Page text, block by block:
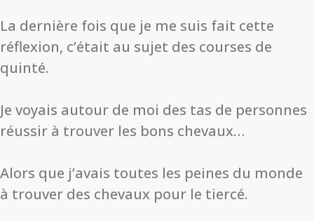
La dernière fois que je me suis fait cette
réflexion, c’était au sujet des courses de
quinté.
Je voyais autour de moi des tas de personnes
réussir à trouver les bons chevaux…
Alors que j’avais toutes les peines du monde
à trouver des chevaux pour le tiercé.